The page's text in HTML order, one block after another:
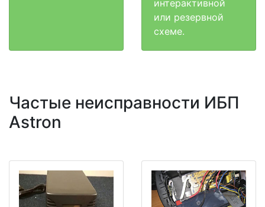
интерактивной
или резервной
схеме.
Частые неисправности ИБП
Astron